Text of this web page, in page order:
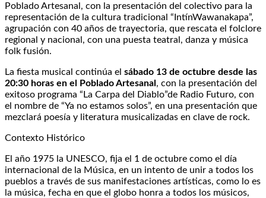
Poblado Artesanal, con la presentación del colectivo para la
representación de la cultura tradicional “IntínWawanakapa”,
agrupación con 40 años de trayectoria, que rescata el folclore
regional y nacional, con una puesta teatral, danza y música
folk fusión.
La fiesta musical continúa el sábado 13 de octubre desde las
20:30 horas en el Poblado Artesanal , con la presentación del
exitoso programa “La Carpa del Diablo”de Radio Futuro, con
el nombre de “Ya no estamos solos”, en una presentación que
mezclará poesía y literatura musicalizadas en clave de rock.
Contexto Histórico
El año 1975 la UNESCO, fija el 1 de octubre como el día
internacional de la Música, en un intento de unir a todos los
pueblos a través de sus manifestaciones artísticas, como lo es
la música, fecha en que el globo honra a todos los músicos,